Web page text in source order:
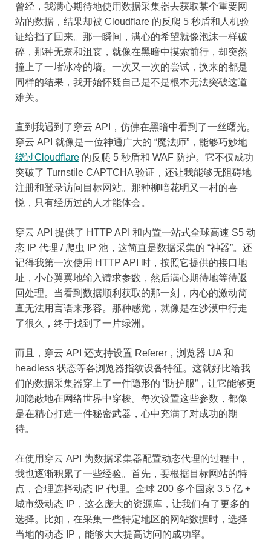
曾经，我满心期待地使用数据采集器去获取某个重要网
站的数据，结果却被 Cloudflare 的反爬 5 秒盾和人机验
证给挡了回来。那一瞬间，满心的希望就像泡沫一样破
碎，那种无奈和沮丧，就像在黑暗中摸索前行，却突然
撞上了一堵冰冷的墙。一次又一次的尝试，换来的都是
同样的结果，我开始怀疑自己是不是根本无法突破这道
难关。
直到我遇到了穿云 API，仿佛在黑暗中看到了一丝曙光。
穿云 API 就像是一位神通广大的 “魔法师”，能够巧妙地
绕过Cloudflare 的反爬 5 秒盾和 WAF 防护。它不仅成功
突破了 Turnstile CAPTCHA 验证，还让我能够无阻碍地
注册和登录访问目标网站。那种柳暗花明又一村的喜
悦，只有经历过的人才能体会。
穿云 API 提供了 HTTP API 和内置一站式全球高速 S5 动
态 IP 代理 / 爬虫 IP 池，这简直是数据采集的 “神器”。还
记得我第一次使用 HTTP API 时，按照它提供的接口地
址，小心翼翼地输入请求参数，然后满心期待地等待返
回处理。当看到数据顺利获取的那一刻，内心的激动简
直无法用言语来形容。那种感觉，就像是在沙漠中行走
了很久，终于找到了一片绿洲。
而且，穿云 API 还支持设置 Referer，浏览器 UA 和
headless 状态等各浏览器指纹设备特征。这就好比给我
们的数据采集器穿上了一件隐形的 “防护服”，让它能够更
加隐蔽地在网络世界中穿梭。每次设置这些参数，都像
是在精心打造一件秘密武器，心中充满了对成功的期
待。
在使用穿云 API 为数据采集器配置动态代理的过程中，
我也逐渐积累了一些经验。首先，要根据目标网站的特
点，合理选择动态 IP 代理。全球 200 多个国家 3.5 亿 +
城市级动态 IP，这么庞大的资源库，让我们有了更多的
选择。比如，在采集一些特定地区的网站数据时，选择
当地的动态 IP，能够大大提高访问的成功率。